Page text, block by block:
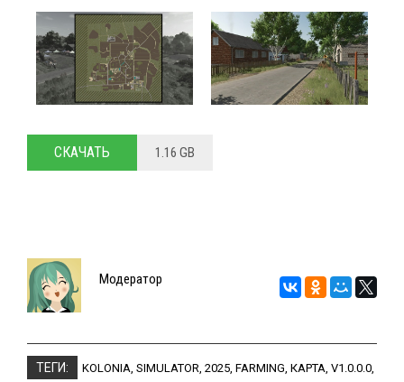
СКАЧАТЬ 1.16 GB
Модератор
ТЕГИ: KOLONIA, SIMULATOR, 2025, FARMING, КАРТА, V1.0.0.0,